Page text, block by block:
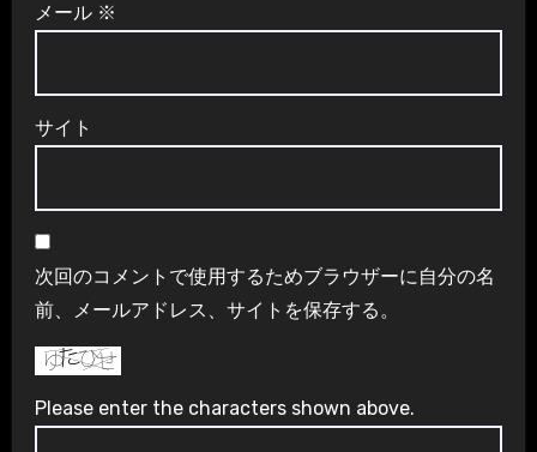
メール ※
サイト
次回のコメントで使用するためブラウザーに自分の名
前、メールアドレス、サイトを保存する。
Please enter the characters shown above.